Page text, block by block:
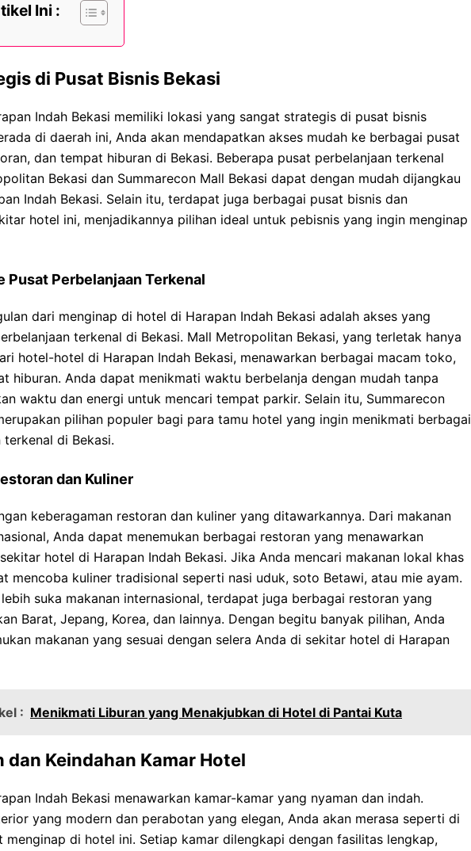
Ini :
di Pusat Bisnis Bekasi
Indah Bekasi memiliki lokasi yang sangat strategis di pusat bisnis
di daerah ini, Anda akan mendapatkan akses mudah ke berbagai pusat
dan tempat hiburan di Bekasi. Beberapa pusat perbelanjaan terkenal
Bekasi dan Summarecon Mall Bekasi dapat dengan mudah dijangkau
Indah Bekasi. Selain itu, terdapat juga berbagai pusat bisnis dan
hotel ini, menjadikannya pilihan ideal untuk pebisnis yang ingin menginap
Pusat Perbelanjaan Terkenal
dari menginap di hotel di Harapan Indah Bekasi adalah akses yang
terkenal di Bekasi. Mall Metropolitan Bekasi, yang terletak hanya
hotel-hotel di Harapan Indah Bekasi, menawarkan berbagai macam toko,
hiburan. Anda dapat menikmati waktu berbelanja dengan mudah tanpa
waktu dan energi untuk mencari tempat parkir. Selain itu, Summarecon
pilihan populer bagi para tamu hotel yang ingin menikmati berbagai
di Bekasi.
dan Kuliner
keberagaman restoran dan kuliner yang ditawarkannya. Dari makanan
Anda dapat menemukan berbagai restoran yang menawarkan
hotel di Harapan Indah Bekasi. Jika Anda mencari makanan lokal khas
mencoba kuliner tradisional seperti nasi uduk, soto Betawi, atau mie ayam.
suka makanan internasional, terdapat juga berbagai restoran yang
Barat, Jepang, Korea, dan lainnya. Dengan begitu banyak pilihan, Anda
makanan yang sesuai dengan selera Anda di sekitar hotel di Harapan
: Menikmati Liburan yang Menakjubkan di Hotel di Pantai Kuta
dan Keindahan Kamar Hotel
Indah Bekasi menawarkan kamar-kamar yang nyaman dan indah.
yang modern dan perabotan yang elegan, Anda akan merasa seperti di
menginap di hotel ini. Setiap kamar dilengkapi dengan fasilitas lengkap,